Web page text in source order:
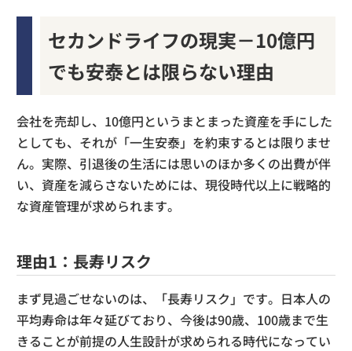
セカンドライフの現実－10億円
でも安泰とは限らない理由
会社を売却し、10億円というまとまった資産を手にした
としても、それが「一生安泰」を約束するとは限りませ
ん。実際、引退後の生活には思いのほか多くの出費が伴
い、資産を減らさないためには、現役時代以上に戦略的
な資産管理が求められます。
理由1：長寿リスク
まず見過ごせないのは、「長寿リスク」です。日本人の
平均寿命は年々延びており、今後は90歳、100歳まで生
きることが前提の人生設計が求められる時代になってい